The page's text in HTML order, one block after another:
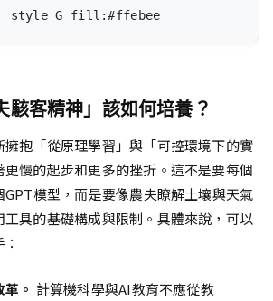
style G fill:#ffebee
駭客精神」該如何培養？
抱「從原理學習」與「可控環境下的實
慢的起步和更多的挫折。這不是要每個
GPT模型，而是要像農夫瞭解土壤與天氣
具的基礎構成與限制。具體來說，可以
。 計算機科學與AI教育不應從教